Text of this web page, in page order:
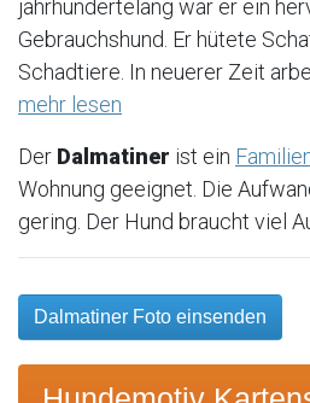
jahrhundertelang war er ein
Gebrauchshund. Er hütete
Schadtiere. In neuerer Zeit
mehr lesen
Der Dalmatiner ist ein
Wohnung geeignet. Die
gering. Der Hund braucht viel
Dalmatiner Foto einsenden